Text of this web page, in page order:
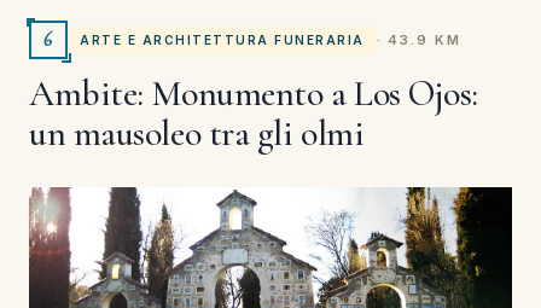
6 ARTE E ARCHITETTURA FUNERARIA · 43.9 KM
Ambite: Monumento a Los Ojos:
un mausoleo tra gli olmi